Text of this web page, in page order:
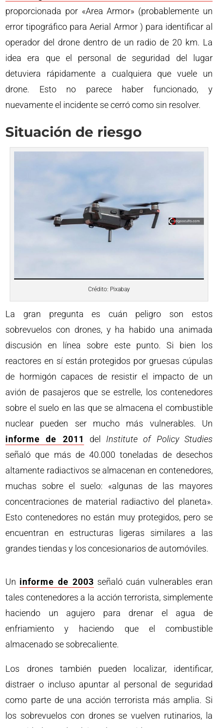
proporcionada por «Area Armor» (probablemente un
error tipográfico para Aerial Armor ) para identificar al
operador del drone dentro de un radio de 20 km. La
idea era que el personal de seguridad del lugar
detuviera rápidamente a cualquiera que vuele un
drone. Esto no parece haber funcionado, y
nuevamente el incidente se cerró como sin resolver.
Situación de riesgo
Crédito: Pixabay
La gran pregunta es cuán peligro son estos
sobrevuelos con drones, y ha habido una animada
discusión en línea sobre este punto. Si bien los
reactores en sí están protegidos por gruesas cúpulas
de hormigón capaces de resistir el impacto de un
avión de pasajeros que se estrelle, los contenedores
sobre el suelo en las que se almacena el combustible
nuclear pueden ser mucho más vulnerables. Un
informe de 2011
del Institute of Policy Studies
señaló que más de 40.000 toneladas de desechos
altamente radiactivos se almacenan en contenedores,
muchas sobre el suelo: «algunas de las mayores
concentraciones de material radiactivo del planeta».
Esto contenedores no están muy protegidos, pero se
encuentran en estructuras ligeras similares a las
grandes tiendas y los concesionarios de automóviles.
Un informe de 2003 señaló cuán vulnerables eran
tales contenedores a la acción terrorista, simplemente
haciendo un agujero para drenar el agua de
enfriamiento y haciendo que el combustible
almacenado se sobrecaliente.
Los drones también pueden localizar, identificar,
distraer o incluso apuntar al personal de seguridad
como parte de una acción terrorista más amplia. Si
los sobrevuelos con drones se vuelven rutinarios, la